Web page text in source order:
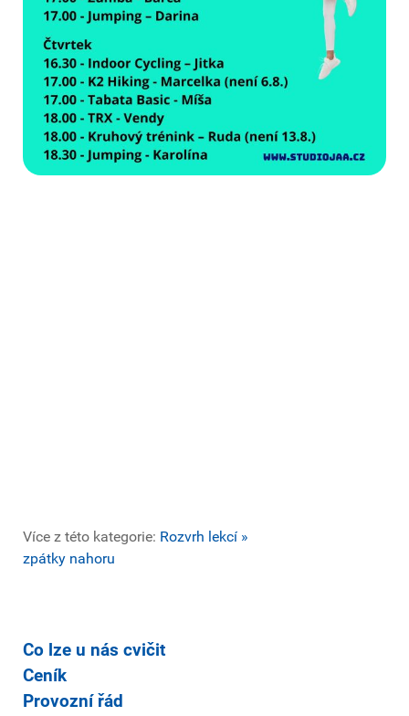
Více z této kategorie: Rozvrh lekcí »
zpátky nahoru
Co lze u nás cvičit
Ceník
Provozní řád